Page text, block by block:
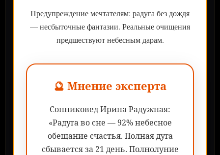
Предупреждение мечтателям: радуга без дождя
— несбыточные фантазии. Реальные очищения
предшествуют небесным дарам.
🔮 Мнение эксперта
Сонниковед Ирина Радужная:
«Радуга во сне — 92% небесное
обещание счастья. Полная дуга
сбывается за 21 день. Полнолуние